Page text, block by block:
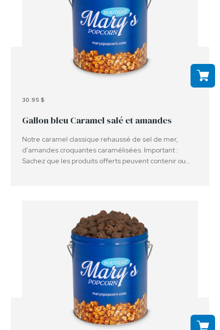
30.95 $
Gallon bleu Caramel salé et amandes
Notre caramel classique rehaussé de sel de mer,
d'amandes croquantes caramélisées. Important :
Sachez que les produits offerts peuvent contenir ou